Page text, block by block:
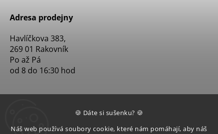
🍪 Dáte si sušenku? 🍪
Náš web používá soubory cookie, které nám pomáhají, aby náš
Adresa prodejny
Havlíčkova 383,
269 01 Rakovník
Po až Pá
od 8 do 16:30 hod